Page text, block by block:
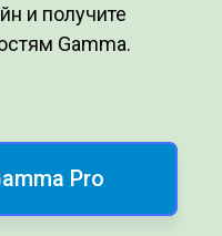
и получите
Gamma.
Pro